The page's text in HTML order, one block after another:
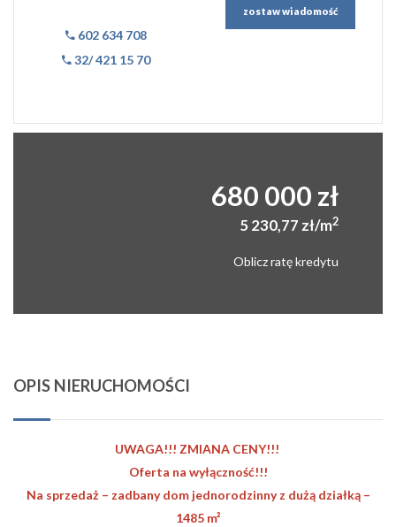
602 634 708
32/ 421 15 70
zostaw wiadomość
680 000 zł
5 230,77 zł/m2
Oblicz ratę kredytu
OPIS NIERUCHOMOŚCI
UWAGA!!! ZMIANA CENY!!!
Oferta na wyłączność!!!
Na sprzedaż – zadbany dom jednorodzinny z dużą działką –
1485 m²